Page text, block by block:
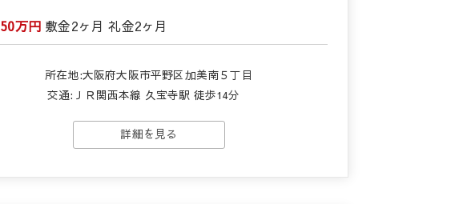
50万円 敷金2ヶ月 礼金2ヶ月
所在地:大阪府大阪市平野区加美南５丁目
交通: ＪＲ関西本線 久宝寺駅 徒歩14分
詳細を見る